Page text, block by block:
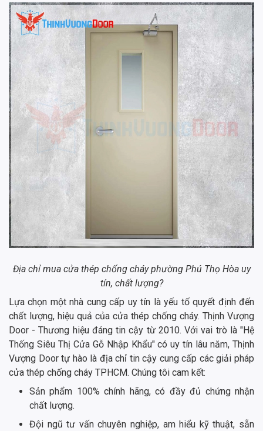
Địa chỉ mua cửa thép chống cháy phường Phú Thọ Hòa uy
tín, chất lượng?
Lựa chọn một nhà cung cấp uy tín là yếu tố quyết định đến
chất lượng, hiệu quả của cửa thép chống cháy. Thịnh Vượng
Door - Thương hiệu đáng tin cậy từ 2010. Với vai trò là "Hệ
Thống Siêu Thị Cửa Gỗ Nhập Khẩu" có uy tín lâu năm, Thịnh
Vượng Door tự hào là địa chỉ tin cậy cung cấp các giải pháp
cửa thép chống cháy TPHCM. Chúng tôi cam kết:
Sản phẩm 100% chính hãng, có đầy đủ chứng nhận
chất lượng.
Đội ngũ tư vấn chuyên nghiệp, am hiểu kỹ thuật, sẵn